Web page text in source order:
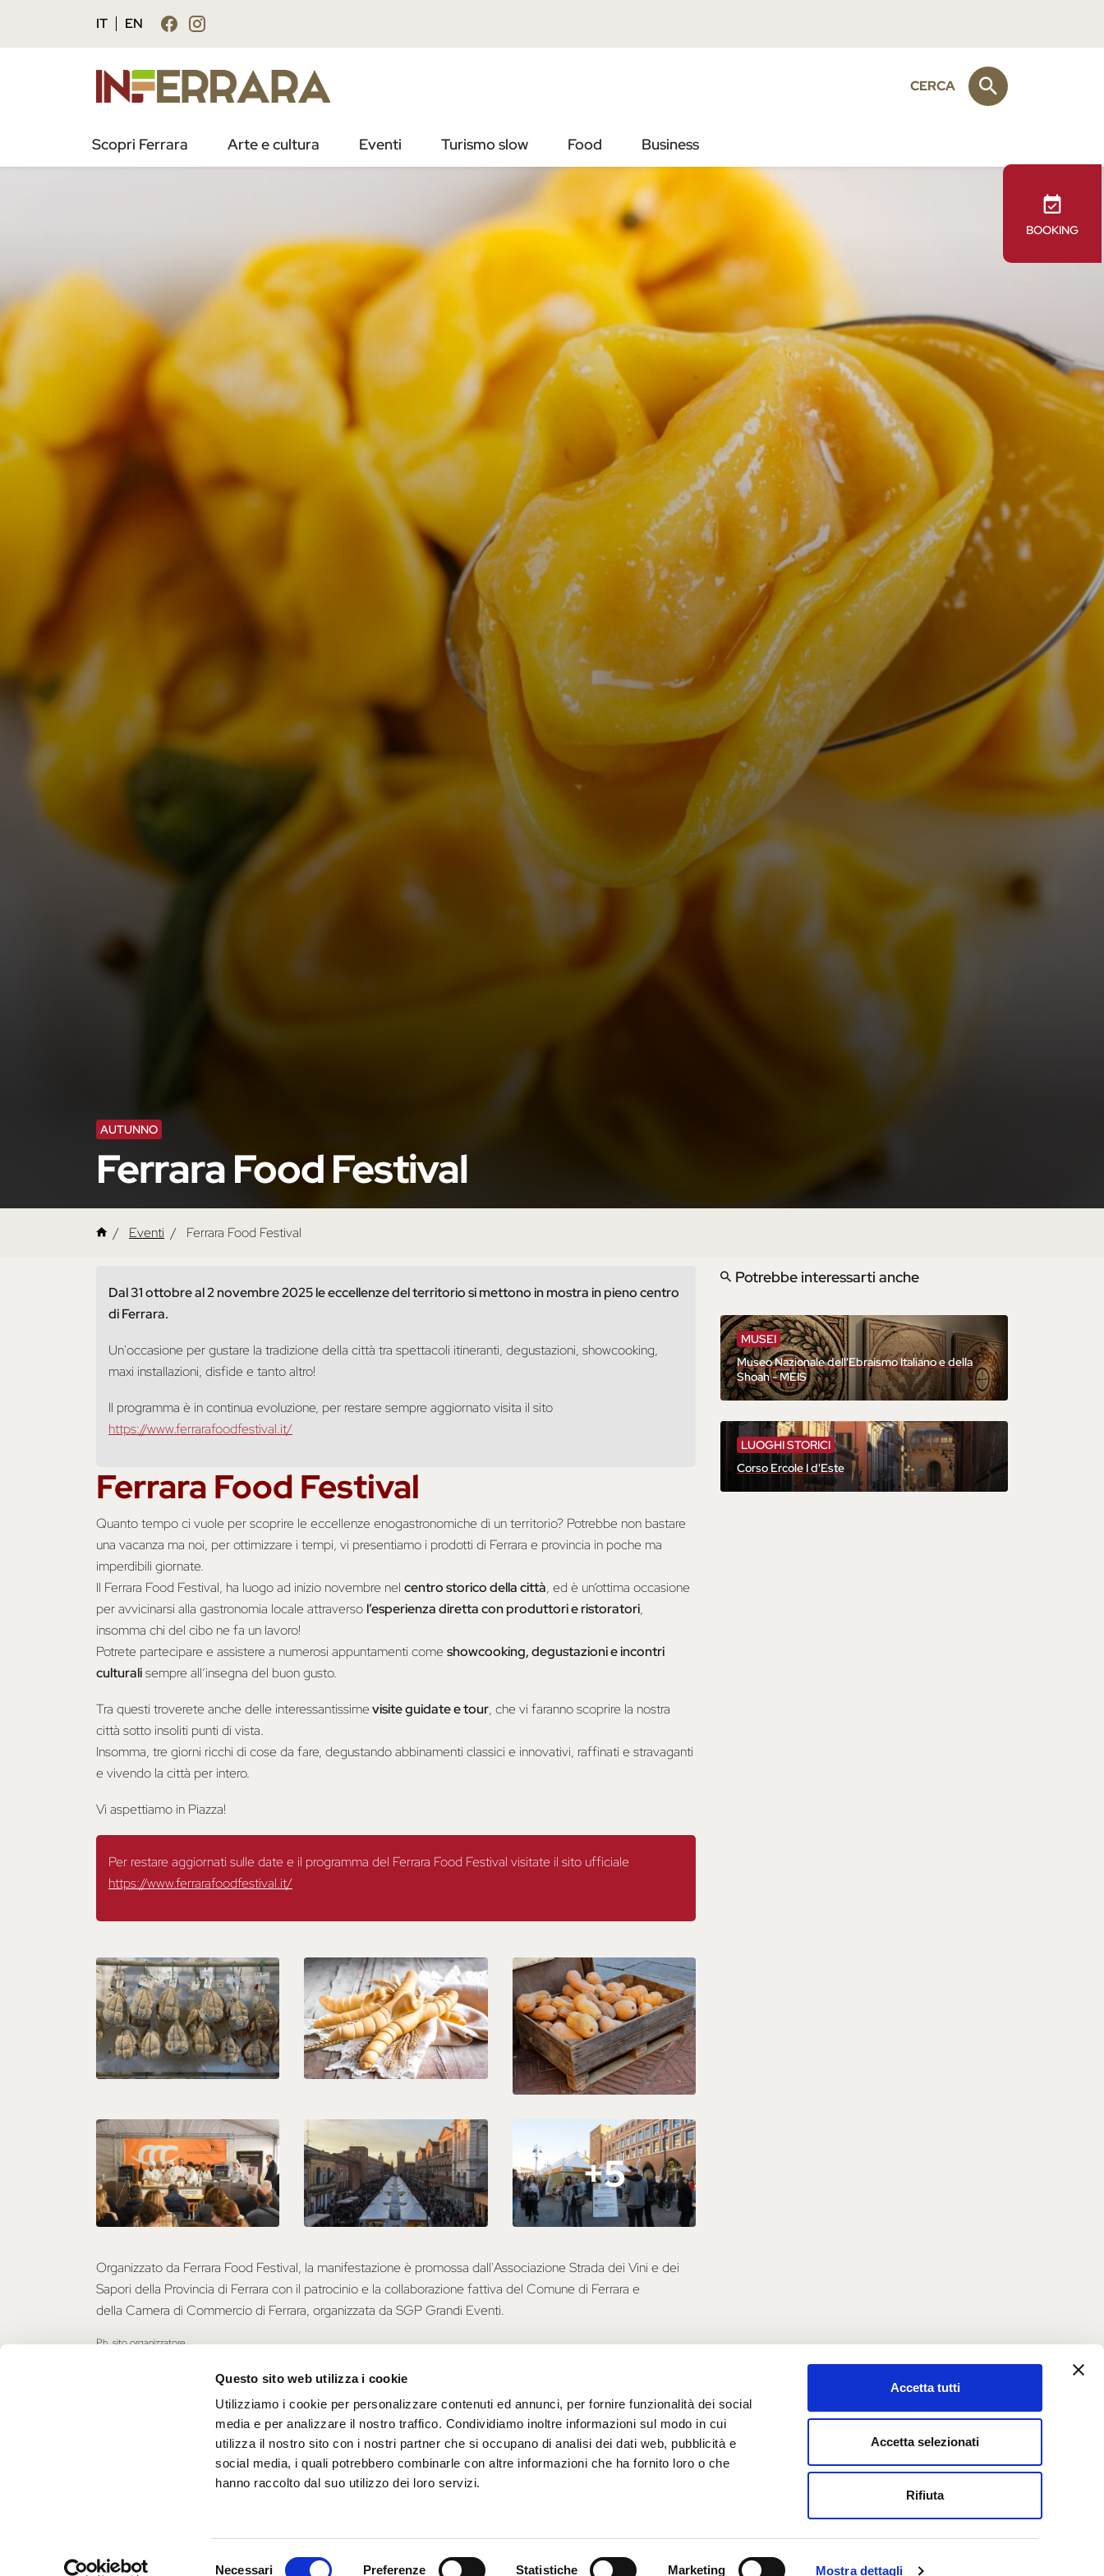
Questo sito web utilizza i cookie
Utilizziamo i cookie per personalizzare contenuti ed annunci, per fornire funzionalità dei social
media e per analizzare il nostro traffico. Condividiamo inoltre informazioni sul modo in cui
utilizza il nostro sito con i nostri partner che si occupano di analisi dei dati web, pubblicità e
social media, i quali potrebbero combinarle con altre informazioni che ha fornito loro o che
hanno raccolto dal suo utilizzo dei loro servizi.
Necessari Preferenze Statistiche Marketing Mostra dettagli
Accetta tutti
Accetta selezionati
Rifiuta
principale
IT EN
BOOKING
CERCA
Scopri Ferrara Arte e cultura Eventi Turismo slow Food Business
AUTUNNO
Ferrara Food Festival
Eventi Ferrara Food Festival
Dal 31 ottobre al 2 novembre 2025 le eccellenze del territorio si mettono in mostra in pieno centro
di Ferrara.
Un'occasione per gustare la tradizione della città tra spettacoli itineranti, degustazioni, showcooking,
maxi installazioni, disfide e tanto altro!
Il programma è in continua evoluzione, per restare sempre aggiornato visita il sito
https://www.ferrarafoodfestival.it/
Ferrara Food Festival
Quanto tempo ci vuole per scoprire le eccellenze enogastronomiche di un territorio? Potrebbe non bastare
una vacanza ma noi, per ottimizzare i tempi, vi presentiamo i prodotti di Ferrara e provincia in poche ma
imperdibili giornate.
Il Ferrara Food Festival, ha luogo ad inizio novembre nel centro storico della città, ed è un’ottima occasione
per avvicinarsi alla gastronomia locale attraverso l’esperienza diretta con produttori e ristoratori,
insomma chi del cibo ne fa un lavoro!
Potrete partecipare e assistere a numerosi appuntamenti come showcooking, degustazioni e incontri
culturalisempre all’insegna del buon gusto.
Tra questi troverete anche delle interessantissimevisite guidate e tour, che vi faranno scoprire la nostra
città sotto insoliti punti di vista.
Insomma, tre giorni ricchi di cose da fare, degustando abbinamenti classici e innovativi, raffinati e stravaganti
e vivendo la città per intero.
Vi aspettiamo in Piazza!
Per restare aggiornati sulle date e il programma del Ferrara Food Festival visitate il sito ufficiale
https://www.ferrarafoodfestival.it/
+5
Organizzato da Ferrara Food Festival, la manifestazione è promossa dall'Associazione Strada dei Vini e dei
Sapori della Provincia di Ferrara con il patrocinio e la collaborazione fattiva del Comune di Ferrara e
della Camera di Commercio di Ferrara, organizzata da SGP Grandi Eventi.
Ph. sito organizzatore
Potrebbe interessarti anche
MUSEI
Museo Nazionale dell'Ebraismo Italiano e della
Shoah - MEIS
LUOGHI STORICI
Corso Ercole I d'Este
UFFICIO INFORMAZIONI